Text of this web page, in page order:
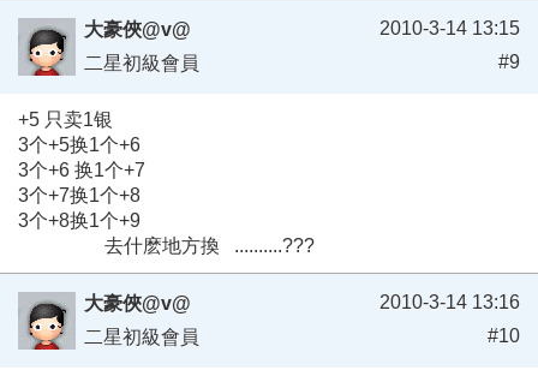
大豪俠@v@
二星初級會員
2010-3-14 13:15
#9
+5 只卖1银
3个+5换1个+6
3个+6 换1个+7
3个+7换1个+8
3个+8换1个+9
去什麽地方換 ..........???
大豪俠@v@
二星初級會員
2010-3-14 13:16
#10